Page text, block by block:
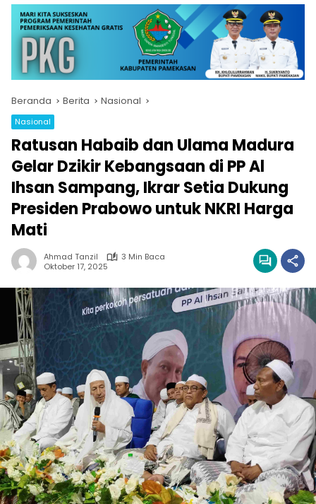
Beranda Berita Nasional
Nasional
Ratusan Habaib dan Ulama Madura
Gelar Dzikir Kebangsaan di PP Al
Ihsan Sampang, Ikrar Setia Dukung
Presiden Prabowo untuk NKRI Harga
Mati
Ahmad Tanzil
3 Min Baca
Oktober 17, 2025